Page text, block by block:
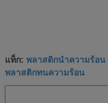
แท็ก: พลาสติกนำความร้อน
พลาสติกทนความร้อน